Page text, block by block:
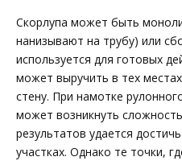
Скорлупа может быть
нанизывают на трубу) или
используется для готовых
может выручить в тех
стену. При намотке
может возникнуть
результатов удается
участках. Однако те точки,